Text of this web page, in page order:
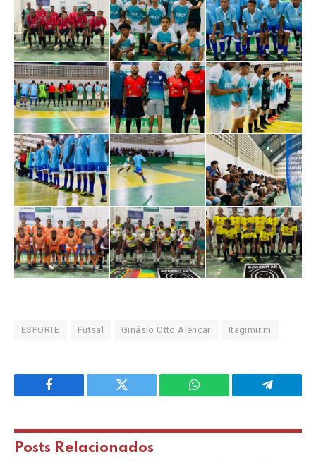
ESPORTE Futsal Ginásio Otto Alencar Itagimirim
Facebook Twitter WhatsApp Telegram
Posts Relacionados